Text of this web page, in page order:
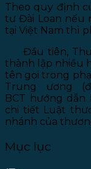
Theo quy định
tư Đài Loan nếu
tại Việt Nam thì
Đầu tiên,
thành lập nhiều
tên gọi trong
Trung ương
BCT hướng dẫn
chi tiết Luật
nhánh của
Mục lục